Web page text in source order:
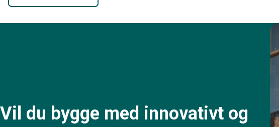
Vil du bygge med innovativt og